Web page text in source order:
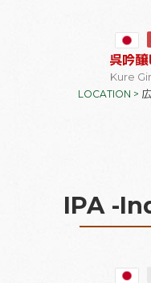
呉吟
Kure
LOCATION >
IPA -